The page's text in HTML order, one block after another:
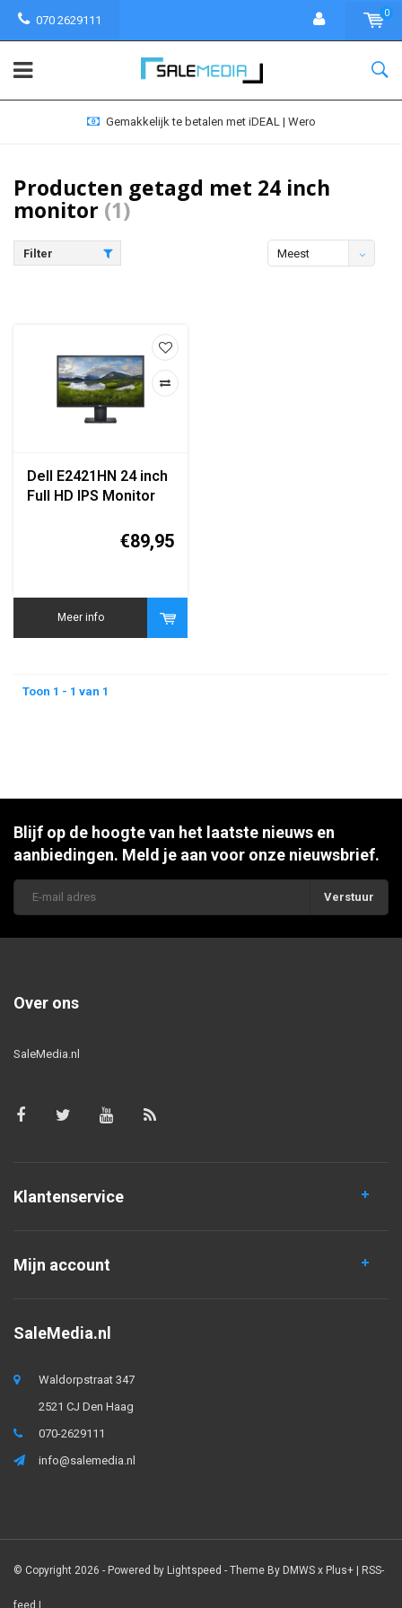
070 2629111
0
Gemakkelijk te betalen met iDEAL | Wero
Producten getagd met 24 inch
monitor (1)
Filter
Meest
Dell E2421HN 24 inch
Full HD IPS Monitor
€89,95
Meer info
Toon 1 - 1 van 1
Blijf op de hoogte van het laatste nieuws en
aanbiedingen. Meld je aan voor onze nieuwsbrief.
Verstuur
Over ons
SaleMedia.nl
Klantenservice
Mijn account
SaleMedia.nl
Waldorpstraat 347
2521 CJ Den Haag
070-2629111
info@salemedia.nl
© Copyright 2026 - Powered by Lightspeed - Theme By DMWS x Plus+ | RSS-
feed |